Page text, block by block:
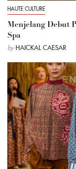
HAUTE CULTURE
Menjelang Debut
Spa
by HAICKAL CAESAR